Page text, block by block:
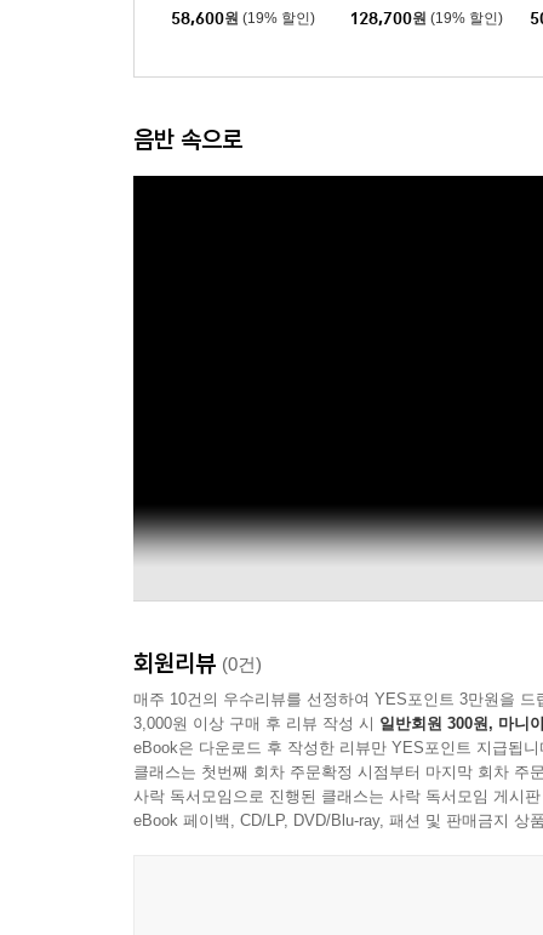
블루 컬러 2LP]
58,600원 (19% 할인)
I Did It Again [2LP]
128,700원 (19% 할인)
음반 속으로
회원리뷰 (0건)
매주 10건의 우수리뷰를 선정하여 YES포인트 3만원을 드
3,000원 이상 구매 후 리뷰 작성 시 일반회원 300원, 마니
eBook은 다운로드 후 작성한 리뷰만 YES포인트 지급됩니
클래스는 첫번째 회차 주문확정 시점부터 마지막 회차 주
사락 독서모임으로 진행된 클래스는 사락 독서모임 게시
eBook 페이백, CD/LP, DVD/Blu-ray, 패션 및 판매금지 상